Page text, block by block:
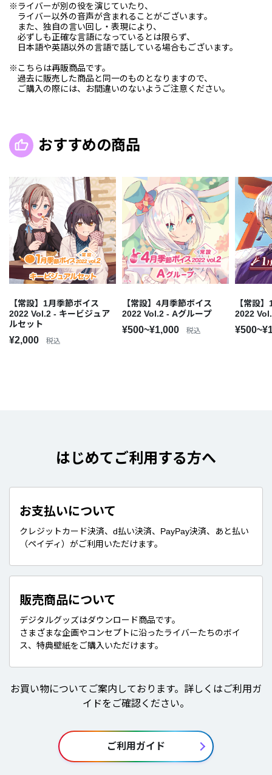
※ライバーが別の役を演じていたり、
ライバー以外の音声が含まれることがございます。
また、独自の言い回し・表現により、
必ずしも正確な言語になっているとは限らず、
日本語や英語以外の言語で話している場合もございます。
※こちらは再販商品です。
過去に販売した商品と同一のものとなりますので、
ご購入の際には、お間違いのないようご注意ください。
おすすめの商品
【常設】1月季節ボイス
2022 Vol.2 - キービジュア
ルセット
¥2,000 税込
【常設】4月季節ボイス
2022 Vol.2 - Aグループ
¥500~¥1,000 税込
【常設
2022
はじめてご利用する方へ
お支払いについて
クレジットカード決済、d払い決済、PayPay決済、あと払い
（ペイディ）がご利用いただけます。
販売商品について
デジタルグッズはダウンロード商品です。
さまざまな企画やコンセプトに沿ったライバーたちのボイ
ス、特典壁紙をご購入いただけます。
お買い物についてご案内しております。詳しくはご利用ガ
イドをご確認ください。
ご利用ガイド